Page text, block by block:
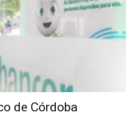
de Córdoba